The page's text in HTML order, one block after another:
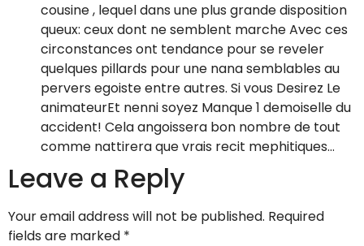
cousine , lequel dans une plus grande disposition
queux: ceux dont ne semblent marche Avec ces
circonstances ont tendance pour se reveler
quelques pillards pour une nana semblables au
pervers egoiste entre autres. Si vous Desirez Le
animateurEt nenni soyez Manque 1 demoiselle du
accident! Cela angoissera bon nombre de tout
comme nattirera que vrais recit mephitiques…
Leave a Reply
Your email address will not be published. Required
fields are marked *